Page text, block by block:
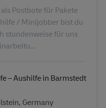
Postbote für Pakete
/ Minijobber bist du
stundenweise für uns
– Aushilfe in Barmstedt
Germany